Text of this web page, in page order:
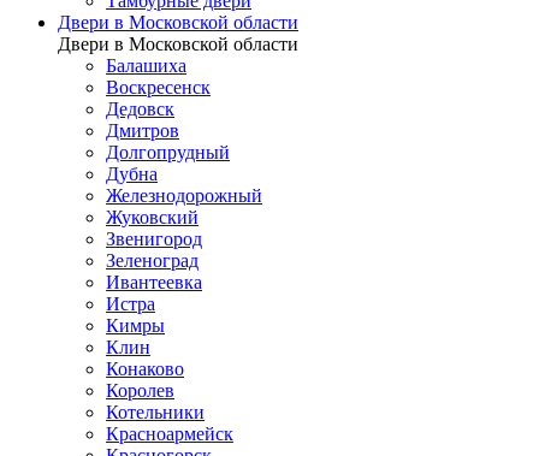
Двери в Московской области
Двери в Московской области
Балашиха
Воскресенск
Дедовск
Дмитров
Долгопрудный
Дубна
Железнодорожный
Жуковский
Звенигород
Зеленоград
Ивантеевка
Истра
Кимры
Клин
Конаково
Королев
Котельники
Красноармейск